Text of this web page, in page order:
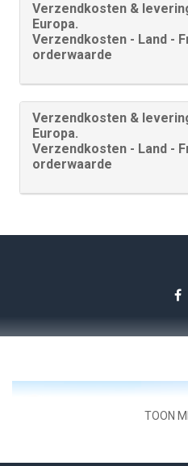
Verzendkosten &
Europa.
Verzendkosten - Land -
orderwaarde
Verzendkosten &
Europa.
Verzendkosten - Land -
orderwaarde
TOON